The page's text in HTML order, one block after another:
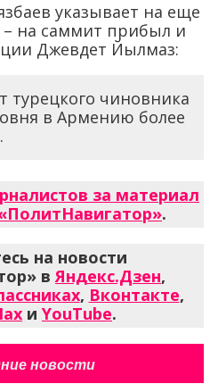
указывает на еще
на саммит прибыл и
Джевдет Йылмаз:
турецкого чиновника
в Армению более
за материал
.
на новости
вЯндекс.Дзен,
, Вконтакте,
и YouTube.
новости